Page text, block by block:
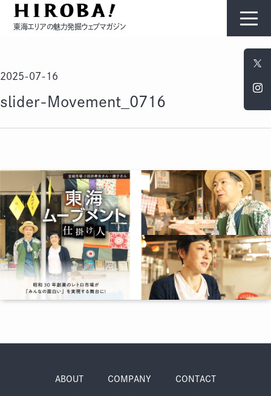
東海エリアの魅力発掘ウェブマガジン
コンテンツ
モノ ひと
季節・まち まち・スポット
さんぽ
2025-07-16
slider-Movement_0716
ABOUT COMPANY CONTACT